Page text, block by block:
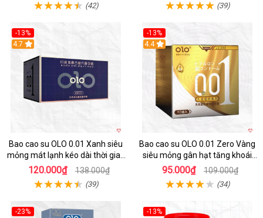
(42) (39)
-13%
Hot
4.7
Bao cao su OLO 0.01 Xanh siêu
mỏng mát lạnh kéo dài thời gian
10 cái
120.000₫ 138.000₫
(39)
-13%
Hot
4.4
Bao cao su OLO 0.01 Zero Vàng
siêu mỏng gân hạt tăng khoái
cảm hộp 10
95.000₫ 109.000₫
(34)
-23%
-13%